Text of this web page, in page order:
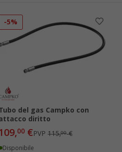
-5%
del gas Campko con
diritto
00 €PVP115,00€
Disponibile